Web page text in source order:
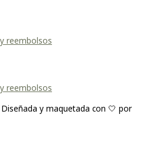
reembolsos
reembolsos
y maquetada con 🤍 por